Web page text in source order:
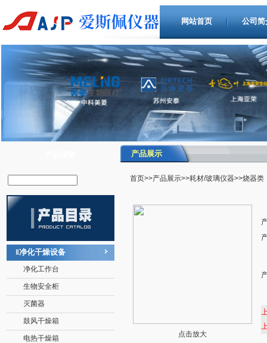
网站首页 公司简
净化干燥设备
净化工作台
生物安全柜
灭菌器
鼓风干燥箱
电热干燥箱
产品展示
首页>>产品展示>>耗材/玻璃仪器>>烧器类
点击放大